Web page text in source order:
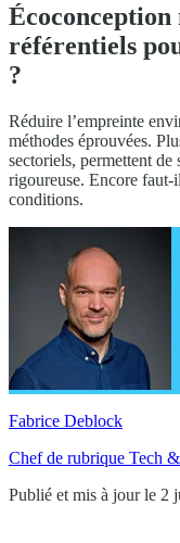
référentiels
?
Réduire l’empreinte
méthodes éprouvées.
sectoriels, permettent de
rigoureuse. Encore faut-
conditions.
Fabrice Deblock
Chef de rubrique Tech
Publié et mis à jour le 2